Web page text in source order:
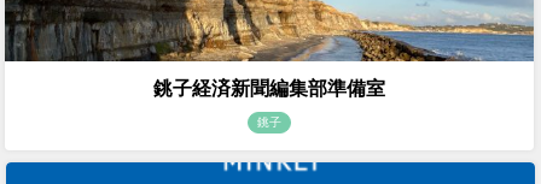
銚子経済新聞編集部準備室
銚子